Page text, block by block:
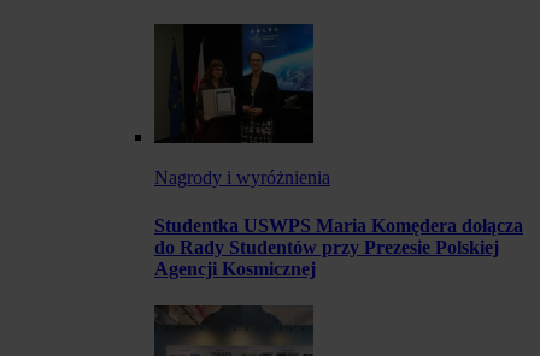
Nagrody i wyróżnienia
Studentka USWPS Maria Komędera dołącza
do Rady Studentów przy Prezesie Polskiej
Agencji Kosmicznej